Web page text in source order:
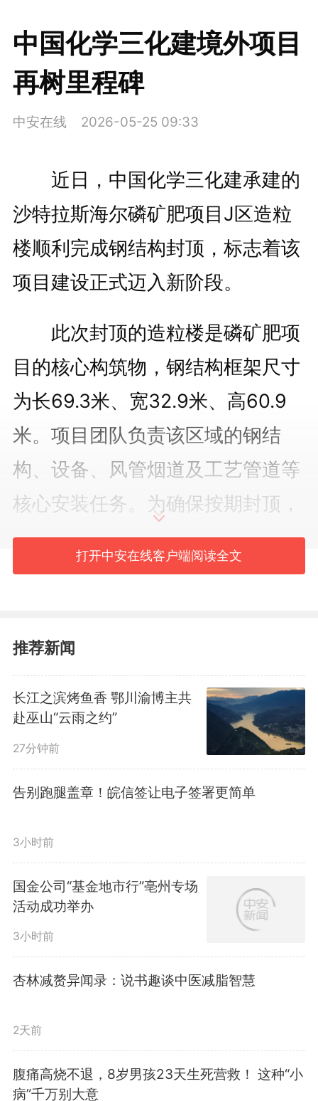
中国化学三化建境外项目
再树里程碑
中安在线 2026-05-25 09:33
近日，中国化学三化建承建的
沙特拉斯海尔磷矿肥项目J区造粒
楼顺利完成钢结构封顶，标志着该
项目建设正式迈入新阶段。
此次封顶的造粒楼是磷矿肥项
目的核心构筑物，钢结构框架尺寸
为长69.3米、宽32.9米、高60.9
米。项目团队负责该区域的钢结
构、设备、风管烟道及工艺管道等
核心安装任务。为确保按期封顶，
团队提前谋划、科学部署，多措并
举推进施工：在供应链方面，全程
流，确保材料足额、及时到位；在
施工组织方面，优化排班，实行24
小时作业，合理划分时段与工作
面，高效推进关键工序；在资源保
障方面，集中骨干人员和吊装、焊
组；在安全质量管控方面，强化全
过程监督，严格检测高空吊装、焊
接等重点环节，确保施工安全可
控、质量过硬。
目，项目建成后将进一步提升沙特
在矿业及化肥领域的全球竞争力，
打开中安在线客户端阅读全文
推荐新闻
长江之滨烤鱼香 鄂川渝博主共
赴巫山“云雨之约”
27分钟前
告别跑腿盖章！皖信签让电子签署更简单
3小时前
国金公司“基金地市行”亳州专场
活动成功举办
3小时前
杏林减赘异闻录：说书趣谈中医减脂智慧
2天前
腹痛高烧不退，8岁男孩23天生死营救！ 这种“小
病”千万别大意